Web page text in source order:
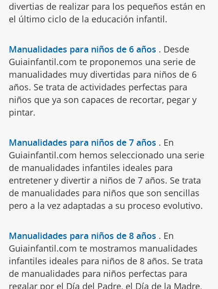
divertias de realizar para los pequeños están en
el último ciclo de la educación infantil.
Manualidades para niños de 6 años . Desde
Guiainfantil.com te proponemos una serie de
manualidades muy divertidas para niños de 6
años. Se trata de actividades perfectas para
niños que ya son capaces de recortar, pegar y
pintar.
Manualidades para niños de 7 años . En
Guiainfantil.com hemos seleccionado una serie
de manualidades infantiles ideales para
entretener y divertir a niños de 7 años. Se trata
de manualidades para niños que son sencillas
pero a la vez adaptadas a su proceso evolutivo.
Manualidades para niños de 8 años . En
Guiainfantil.com te mostramos manualidades
infantiles ideales para niños de 8 años. Se trata
de manualidades para niños perfectas para
regalar por el Día del Padre, el Día de la Madre,